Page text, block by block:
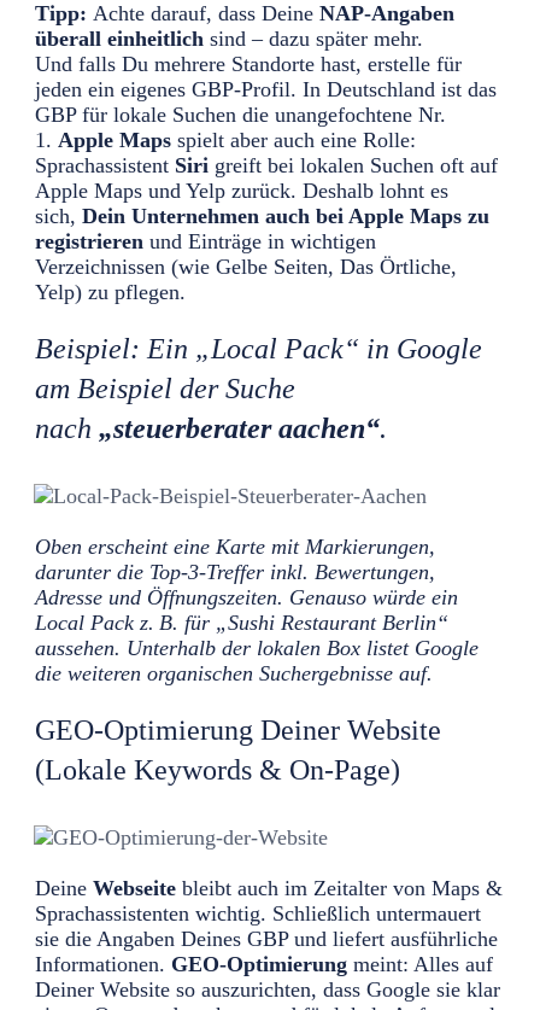
Tipp: Achte darauf, dass Deine NAP-Angaben
überall einheitlich sind – dazu später mehr.
Und falls Du mehrere Standorte hast, erstelle für
jeden ein eigenes GBP-Profil. In Deutschland ist das
GBP für lokale Suchen die unangefochtene Nr.
1. Apple Maps spielt aber auch eine Rolle:
Sprachassistent Siri greift bei lokalen Suchen oft auf
Apple Maps und Yelp zurück. Deshalb lohnt es
sich, Dein Unternehmen auch bei Apple Maps zu
registrieren und Einträge in wichtigen
Verzeichnissen (wie Gelbe Seiten, Das Örtliche,
Yelp) zu pflegen.
Beispiel: Ein „Local Pack“ in Google
am Beispiel der Suche
nach „steuerberater aachen“.
Oben erscheint eine Karte mit Markierungen,
darunter die Top-3-Treffer inkl. Bewertungen,
Adresse und Öffnungszeiten. Genauso würde ein
Local Pack z. B. für „Sushi Restaurant Berlin“
aussehen. Unterhalb der lokalen Box listet Google
die weiteren organischen Suchergebnisse auf.
GEO-Optimierung Deiner Website
(Lokale Keywords & On-Page)
Deine Webseite bleibt auch im Zeitalter von Maps &
Sprachassistenten wichtig. Schließlich untermauert
sie die Angaben Deines GBP und liefert ausführliche
Informationen. GEO-Optimierung meint: Alles auf
Deiner Website so auszurichten, dass Google sie klar